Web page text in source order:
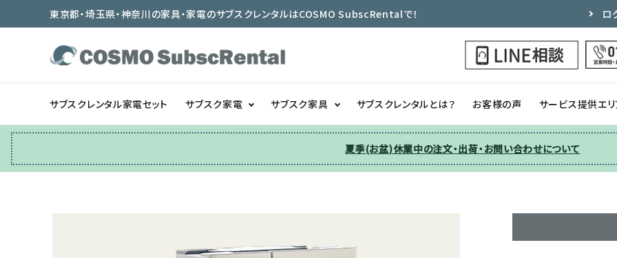
東京都・埼玉県・神奈川の家具・家電のサブスクレンタルはCOSMO SubscRentalで！ ロ
サブスクレンタル家電セット サブスク家電
冷蔵庫 洗濯機 季節家電
サブスク家具
テーブル/デスク チェア ソファー
サブスクレンタルとは？ お客様の声 サービス提供エ
夏季(お盆)休業中の注文・出荷・お問い合わせについて